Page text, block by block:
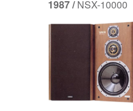
1987 /NSX-10000